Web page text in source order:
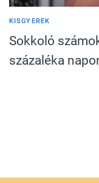
KISGYEREK
Sokkoló
százaléka